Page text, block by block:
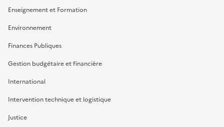
Enseignement et Formation
Environnement
Finances Publiques
Gestion budgétaire et financière
International
Intervention technique et logistique
Justice